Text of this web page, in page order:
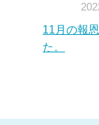
11月の報
た。